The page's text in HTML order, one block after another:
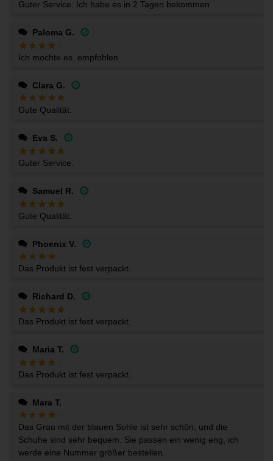
Guter Service. Ich habe es in 2 Tagen bekommen
Paloma G.
Ich mochte es. empfohlen
Clara G.
Gute Qualität.
Eva S.
Guter Service.
Samuel R.
Gute Qualität.
Phoenix V.
Das Produkt ist fest verpackt.
Richard D.
Das Produkt ist fest verpackt.
Maria T.
Das Produkt ist fest verpackt.
Mara T.
Das Grau mit der blauen Sohle ist sehr schön, und die
Schuhe sind sehr bequem. Sie passen ein wenig eng, ich
werde eine Nummer größer bestellen.